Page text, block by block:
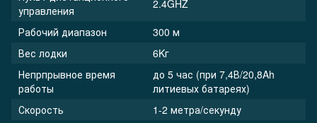
управления
2.4GHZ
Рабочий диапазон
300 м
Вес лодки
6Kг
Непрпрывное время
работы
до 5 час (при 7,4В/20,8Ah
литиевых батареях)
Скорость
1-2 метра/секунду